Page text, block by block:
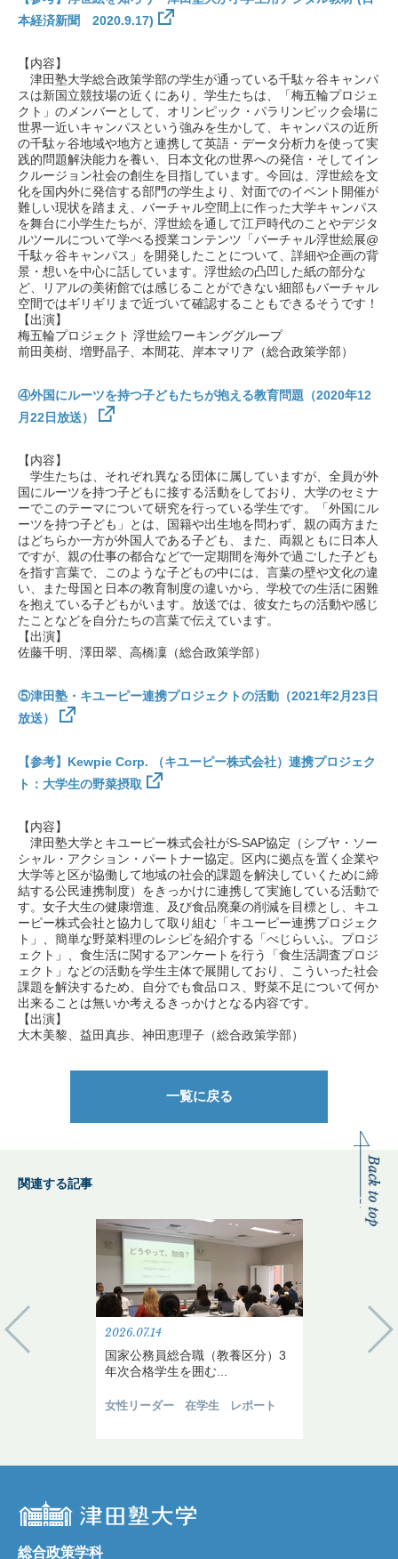
本経済新聞 2020.9.17)
【内容】
津田塾大学総合政策学部の学生が通っている千駄ヶ谷キャンパ
スは新国立競技場の近くにあり、学生たちは、「梅五輪プロジェ
クト」のメンバーとして、オリンピック・パラリンピック会場に
世界一近いキャンパスという強みを生かして、キャンパスの近所
の千駄ヶ谷地域や地方と連携して英語・データ分析力を使って実
践的問題解決能力を養い、日本文化の世界への発信・そしてイン
クルージョン社会の創生を目指しています。今回は、浮世絵を文
化を国内外に発信する部門の学生より、対面でのイベント開催が
難しい現状を踏まえ、バーチャル空間上に作った大学キャンパス
を舞台に小学生たちが、浮世絵を通して江戸時代のことやデジタ
ルツールについて学べる授業コンテンツ「バーチャル浮世絵展@
千駄ヶ谷キャンパス」を開発したことについて、詳細や企画の背
景・想いを中心に話しています。浮世絵の凸凹した紙の部分な
ど、リアルの美術館では感じることができない細部もバーチャル
空間ではギリギリまで近づいて確認することもできるそうです！
【出演】
梅五輪プロジェクト 浮世絵ワーキンググループ
前田美樹、増野晶子、本間花、岸本マリア（総合政策学部）
④外国にルーツを持つ子どもたちが抱える教育問題（2020年12
月22日放送）
【内容】
学生たちは、それぞれ異なる団体に属していますが、全員が外
国にルーツを持つ子どもに接する活動をしており、大学のセミナ
ーでこのテーマについて研究を行っている学生です。「外国にル
ーツを持つ子ども」とは、国籍や出生地を問わず、親の両方また
はどちらか一方が外国人である子ども、また、両親ともに日本人
ですが、親の仕事の都合などで一定期間を海外で過ごした子ども
を指す言葉で、このような子どもの中には、言葉の壁や文化の違
い、また母国と日本の教育制度の違いから、学校での生活に困難
を抱えている子どもがいます。放送では、彼女たちの活動や感じ
たことなどを自分たちの言葉で伝えています。
【出演】
佐藤千明、澤田翠、高橋凜（総合政策学部）
⑤津田塾・キユーピー連携プロジェクトの活動（2021年2月23日
放送）
【参考】Kewpie Corp. （キユーピー株式会社）連携プロジェク
ト：大学生の野菜摂取
【内容】
津田塾大学とキユーピー株式会社がS-SAP協定（シブヤ・ソー
シャル・アクション・パートナー協定。区内に拠点を置く企業や
大学等と区が協働して地域の社会的課題を解決していくために締
結する公民連携制度）をきっかけに連携して実施している活動で
す。女子大生の健康増進、及び食品廃棄の削減を目標とし、キユ
ーピー株式会社と協力して取り組む「キユーピー連携プロジェク
ト」、簡単な野菜料理のレシピを紹介する「べじらいふ。プロジ
ェクト」、食生活に関するアンケートを行う「食生活調査プロジ
ェクト」などの活動を学生主体で展開しており、こういった社会
課題を解決するため、自分でも食品ロス、野菜不足について何か
出来ることは無いか考えるきっかけとなる内容です。
【出演】
大木美黎、益田真歩、神田恵理子（総合政策学部）
一覧に戻る
関連する記事
2026.07.14
国家公務員総合職（教養区分）3
年次合格学生を囲む...
女性リーダー 在学生 レポート
総合政策学科